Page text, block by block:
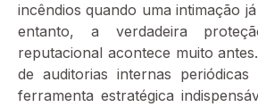
incêndios quando uma intimação
entanto, a verdadeira
reputacional acontece muito
de auditorias internas
ferramenta estratégica